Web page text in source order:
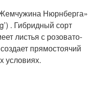
Нюрнберга»
. Гибридный сорт
листья с розовато-
прямостоячий
условиях.